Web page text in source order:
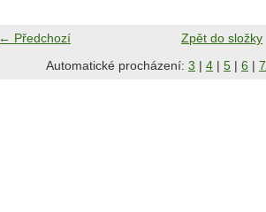
← Předchozí
Zpět do složky
Automatické procházení: 3 | 4 | 5 | 6 | 7